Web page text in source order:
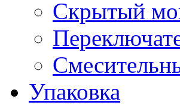
Скрытый
Упаковка